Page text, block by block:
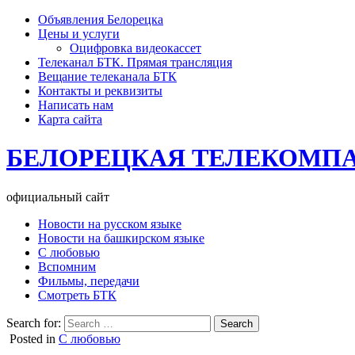
Объявления Белорецка
Цены и услуги
Оцифровка видеокассет
Телеканал БТК. Прямая трансляция
Вещание телеканала БТК
Контакты и реквизиты
Написать нам
Карта сайта
БЕЛОРЕЦКАЯ
официальный сайт
Новости на русском языке
Новости на башкирском языке
С любовью
Вспомним
Фильмы, передачи
Смотреть БТК
Search for:
Posted in С любовью